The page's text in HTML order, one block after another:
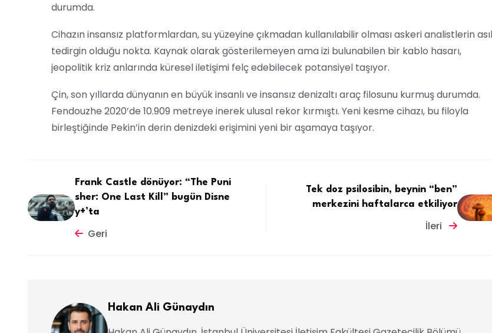
durumda.
Cihazın insansız platformlardan, su yüzeyine çıkmadan kullanılabilir olması askeri analistlerin asıl
tedirgin olduğu nokta. Kaynak olarak gösterilemeyen ama izi bulunabilen bir kablo hasarı,
jeopolitik kriz anlarında küresel iletişimi felç edebilecek potansiyel taşıyor.
Çin, son yıllarda dünyanın en büyük insanlı ve insansız denizaltı araç filosunu kurmuş durumda.
Fendouzhe 2020’de 10.909 metreye inerek ulusal rekor kırmıştı. Yeni kesme cihazı, bu filoyla
birleştiğinde Pekin’in derin denizdeki erişimini yeni bir aşamaya taşıyor.
Frank Castle dönüyor: “The Puni
sher: One Last Kill” bugün Disne
y+’ta
Geri
Tek doz psilosibin, beynin “ben”
merkezini haftalarca etkiliyor
İleri
Hakan Ali Günaydın